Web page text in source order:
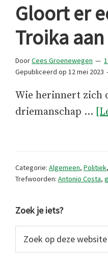
Gloort er
Troika
DoorCees Groenewegen
Gepubliceerd op 12 mei 2023
Wie herinnert zich
driemanschap …
Categorie: Algemeen, Politiek,
Trefwoorden: Antonio Costa,
Primaire
Sidebar
Zoek je iets?
op